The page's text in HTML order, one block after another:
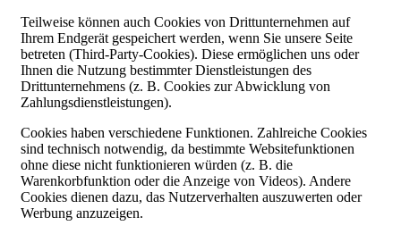
Teilweise können auch Cookies von Drittunternehmen auf
Ihrem Endgerät gespeichert werden, wenn Sie unsere Seite
betreten (Third-Party-Cookies). Diese ermöglichen uns oder
Ihnen die Nutzung bestimmter Dienstleistungen des
Drittunternehmens (z. B. Cookies zur Abwicklung von
Zahlungsdienstleistungen).
Cookies haben verschiedene Funktionen. Zahlreiche Cookies
sind technisch notwendig, da bestimmte Websitefunktionen
ohne diese nicht funktionieren würden (z. B. die
Warenkorbfunktion oder die Anzeige von Videos). Andere
Cookies dienen dazu, das Nutzerverhalten auszuwerten oder
Werbung anzuzeigen.